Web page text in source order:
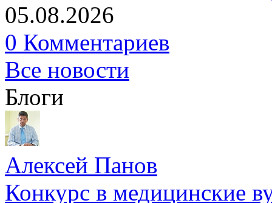
05.08.2026
0 Комментариев
Все новости
Блоги
Алексей Панов
Конкурс в медицинские